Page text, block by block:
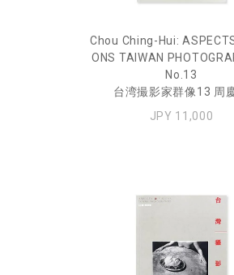
Chou Ching-Hui:
ONS TAIWAN
No.13
台湾撮影家群像13 周
JPY 11,000